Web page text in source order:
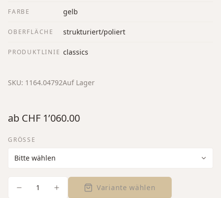
FARBE gelb
OBERFLÄCHE strukturiert/poliert
PRODUKTLINIE classics
SKU: 1164.04792Auf Lager
ab CHF 1’060.00
GRÖSSE
1 Variante wählen